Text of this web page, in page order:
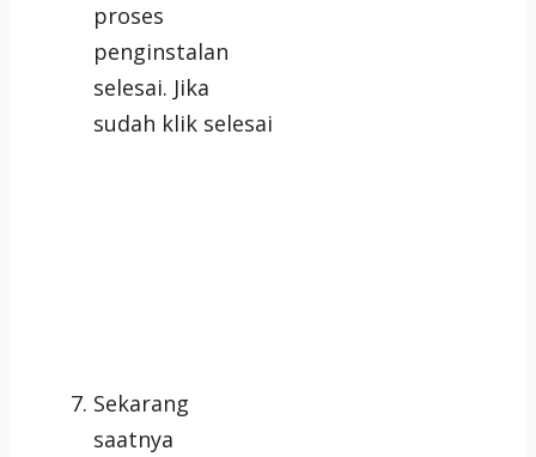
proses
penginstalan
selesai. Jika
sudah klik selesai
Sekarang
saatnya